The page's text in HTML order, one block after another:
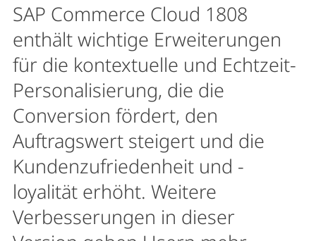
SAP Commerce Cloud 1808
enthält wichtige Erweiterungen
für die kontextuelle und Echtzeit-
Personalisierung, die die
Conversion fördert, den
Auftragswert steigert und die
Kundenzufriedenheit und -
loyalität erhöht. Weitere
Verbesserungen in dieser